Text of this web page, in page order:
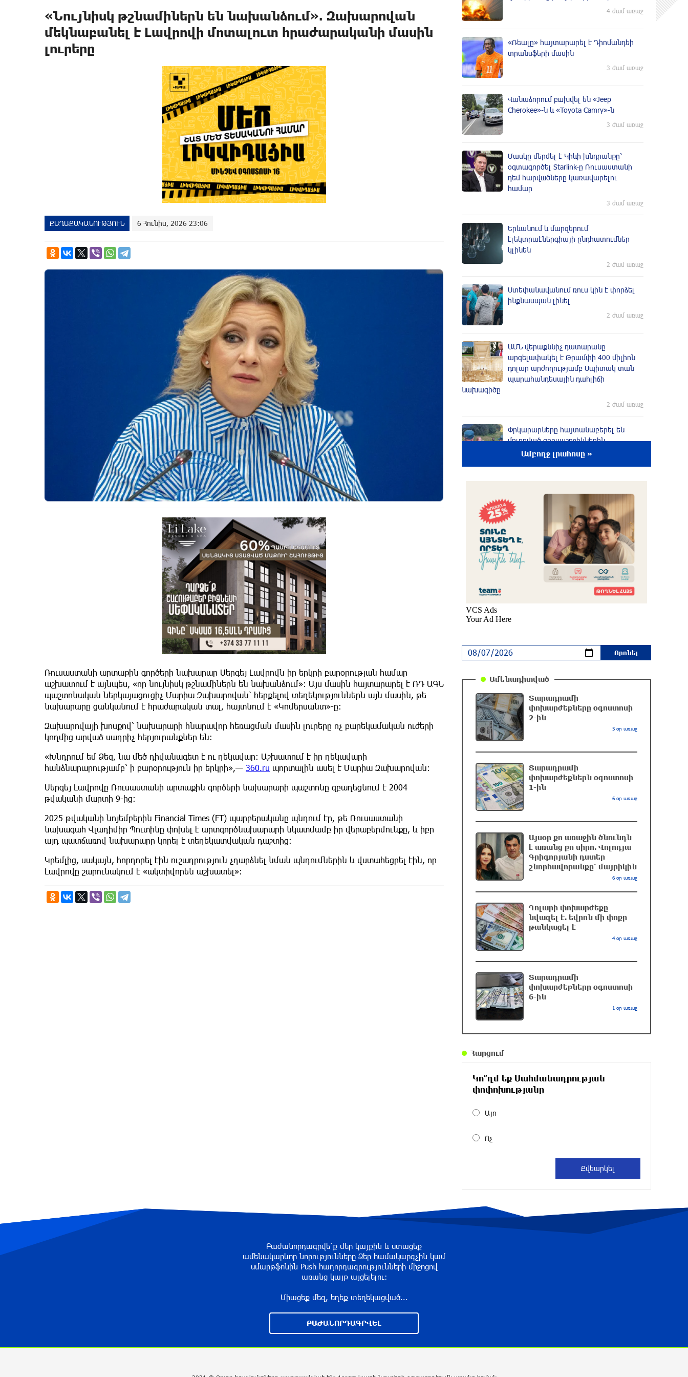
«Նույնիսկ թշնամիներն են նախանձում». Զախարովան
մեկնաբանել է Լավրովի մոտալուտ հրաժարականի մասին
լուրերը
ՔԱՂԱՔԱԿԱՆՈՒԹՅՈՒՆ 6 Հունիս, 2026 23:06
Ռուսաստանի արտաքին գործերի նախարար Սերգեյ Լավրովն իր երկրի բարօրության համար
աշխատում է այնպես, «որ նույնիսկ թշնամիներն են նախանձում»։ Այս մասին հայտարարել է ՌԴ ԱԳՆ
պաշտոնական ներկայացուցիչ Մարիա Զախարովան՝ հերքելով տեղեկություններն այն մասին, թե
նախարարը ցանկանում է հրաժարական տալ, հայտնում է «Կոմերսանտ»-ը։
Զախարովայի խոսքով՝ նախարարի հնարավոր հեռացման մասին լուրերը ոչ բարեկամական ուժերի
կողմից արված սադրիչ հերյուրանքներ են։
«Խնդրում եմ Ձեզ, նա մեծ դիվանագետ է ու ղեկավար։ Աշխատում է իր ղեկավարի
հանձնարարությամբ՝ ի բարօրություն իր երկրի»,— 360.ru պորտալին ասել է Մարիա Զախարովան։
Սերգեյ Լավրովը Ռուսաստանի արտաքին գործերի նախարարի պաշտոնը զբաղեցնում է 2004
թվականի մարտի 9-ից։
2025 թվականի նոյեմբերին Financial Times (FT) պարբերականը պնդում էր, թե Ռուսաստանի
նախագահ Վլադիմիր Պուտինը փոխել է արտգործնախարարի նկատմամբ իր վերաբերմունքը, և իբր
այդ պատճառով նախարարը կորել է տեղեկատվական դաշտից։
Կրեմլից, սակայն, հորդորել էին ուշադրություն չդարձնել նման պնդումներին և վստահեցրել էին, որ
Լավրովը շարունակում է «ակտիվորեն աշխատել»։
4 ժամ առաջ
«Ռեալը» հայտարարել է Դիոմանդեի
տրանսֆերի մասին
3 ժամ առաջ
Վանաձորում բшխվել են «Jeep
Cherokee»-ն և «Toyota Camry»-ն
3 ժամ առաջ
Մասկը մերժել է Կիևի խնդրանքը՝
օգտագործել Starlink-ը Ռուսաստանի
դեմ հարվшծները կառավարելու
համար
3 ժամ առաջ
Երևանում և մարզերում
էլեկտրաէներգիայի ընդհատումներ
կլինեն
2 ժամ առաջ
Ստեփանավանում ռուս կին է փորձել
ինքնասպան լինել
2 ժամ առաջ
ԱՄՆ վերաքննիչ դատարանը
արգելափակել է Թրամփի 400 միլիոն
դոլար արժողությամբ Սպիտակ տան
պարահանդեսային դահլիճի
նախագիծը
2 ժամ առաջ
Փրկարարները հայտանաբերել են
մոլորված զբոսաշրջիկներին
մեկում պայթյունի հետևանքով 55-
ամյա տղամարդը այրվածքներով
տեղափոխվել է «Այրվածքաբանության
ազգային կենտրոն»
մեկ ժամ առաջ
Սլովակիայի արևելքում արտակարգ
դրություն է հայտարարվել շոգի
32 րոպե առաջ
մարզիչը կգլխավորի Ղազախստանի
հավաքականը
Թրամփը ասել է, որ
ընտրություններում
23 րոպե առաջ
Թուրքական ապրանքանիշը
մեկ ժամ առաջ
Դանակահարություն՝ Մասիսի
գազալցակայաններից մեկի մոտ.
կասկածյալը ձերբակալվել է
Սև ծովում բեռնափոխադրումների
արժեքը կտրուկ աճել է․ ինչ
ազդեցություն կունենա այն
Հայաստանի վրա
Բելառուսում պակասում է ԽՍՀՄ
ժամանակների կառավարման
համակարգը․ Լուկաշենկո
2 ժամ առաջ
Բրյանսկում ուժգին պայթյուն է տեղի
Ամբողջ լրահոսը »
Ամենադիտված
Տարադրամի
փոխարժեքները օգոստոսի
2-ին
5 օր առաջ
Տարադրամի
փոխարժեքներն օգոստոսի
1-ին
6 օր առաջ
Այսօր քո առաջին ծնունդն
է առանց քո սիրո. Վոլոդյա
Գրիգորյանի դստեր
շնորհավորանքը՝ մայրիկին
6 օր առաջ
Դոլարի փոխարժեքը
նվազել է. եվրոն մի փոքր
թանկացել է
4 օր առաջ
Տարադրամի
փոխարժեքները օգոստոսի
6-ին
1 օր առաջ
Հարցում
Կո՞ղմ եք Սահմանադրության
փոփոխությանը
Այո
Ոչ
Բաժանորդագրվե՛ք մեր կայքին և ստացեք
ամենակարևոր նորությունները Ձեր համակարգչին կամ
սմարթֆոնին Push հաղորդագրությունների միջոցով
առանց կայք այցելելու։
Միացեք մեզ, եղեք տեղեկացված...
ԲԱԺԱՆՈՐԴԱԳՐՎԵԼ